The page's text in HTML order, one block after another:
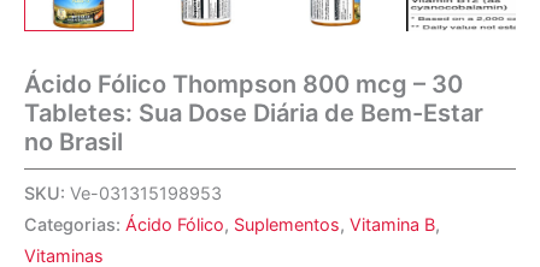
Ácido Fólico Thompson 800 mcg – 30
Tabletes: Sua Dose Diária de Bem-Estar
no Brasil
SKU: Ve-031315198953
Categorias: Ácido Fólico, Suplementos, Vitamina B,
Vitaminas